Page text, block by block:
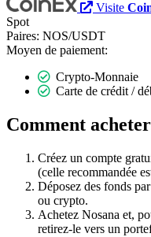
Visite
Spot
Paires: NOS/USDT
Moyen de paiement:
Crypto-Monnaie
Carte de crédit /
Comment
Créez un compte
(celle recommandée
Déposez des fonds
ou crypto.
Achetez Nosana et,
retirez-le vers un